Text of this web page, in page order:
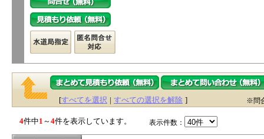
[すべてを選択 | すべての選択を解除 ] ※問
4件中1 ～4件を表示しています。 表示件数：